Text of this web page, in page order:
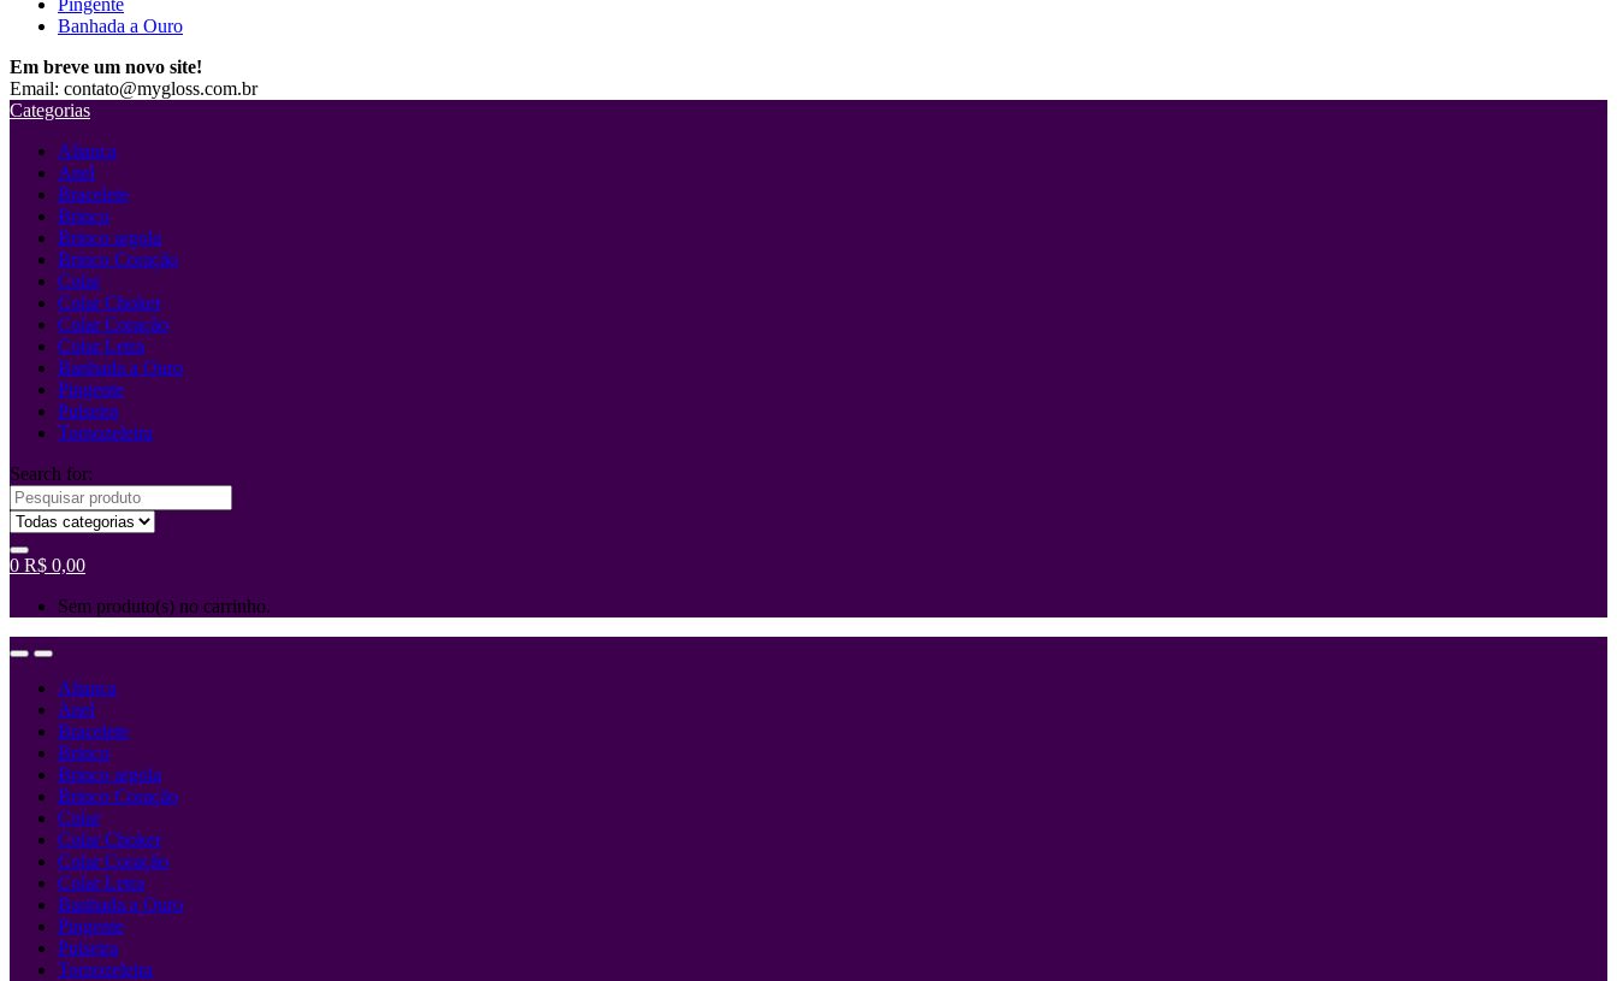
Pingente
Banhada a Ouro
Em breve um novo site!
Email: contato@mygloss.com.br
Categorias
Aliança
Anel
Bracelete
Brinco
Brinco argola
Brinco Coração
Colar
Colar Choker
Colar Coração
Colar Letra
Banhada a Ouro
Pingente
Pulseira
Tornozeleira
Search for:
0 R$ 0,00
Sem produto(s) no carrinho.
Aliança
Anel
Bracelete
Brinco
Brinco argola
Brinco Coração
Colar
Colar Choker
Colar Coração
Colar Letra
Banhada a Ouro
Pingente
Pulseira
Tornozeleira